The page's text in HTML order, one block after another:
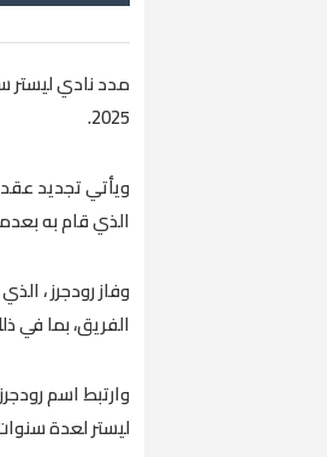
مدد نادي ليستر
2025.
ويأتي تجديد
الذي قام به
الفريق، بما في
وارتبط اسم
ليستر لعدة